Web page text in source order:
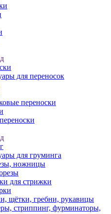
для переносок
переноски
для груминга
ножницы
для стрижки
щётки, гребни, рукавицы
стриппинг, фурминаторы,